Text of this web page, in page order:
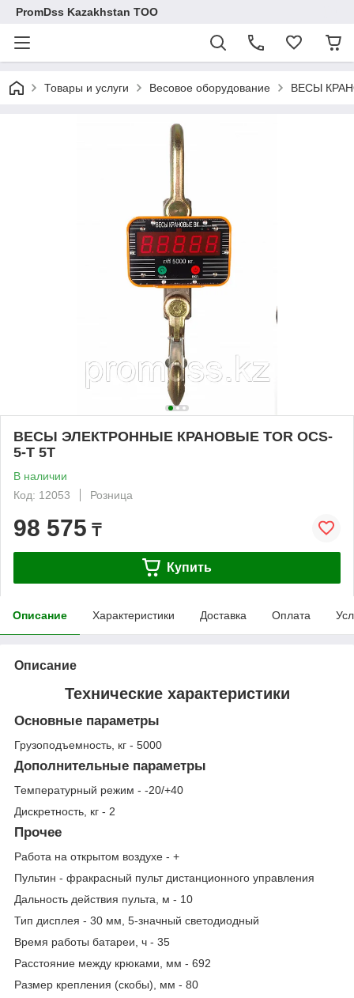
PromDss Kazakhstan TOO
Товары и услуги Весовое оборудование ВЕСЫ
ВЕСЫ ЭЛЕКТРОННЫЕ КРАНОВЫЕ TOR OCS-
5-T 5T
В наличии
Код: 12053
Розница
98 575 ₸
Купить
Описание Характеристики Доставка Оплата
Описание
Технические характеристики
Основные параметры
Грузоподъемность, кг - 5000
Дополнительные параметры
Температурный режим - -20/+40
Дискретность, кг - 2
Прочее
Работа на открытом воздухе - +
Пультин - фракрасный пульт дистанционного управления
Дальность действия пульта, м - 10
Тип дисплея - 30 мм, 5-значный светодиодный
Время работы батареи, ч - 35
Расстояние между крюками, мм - 692
Размер крепления (скобы), мм - 80